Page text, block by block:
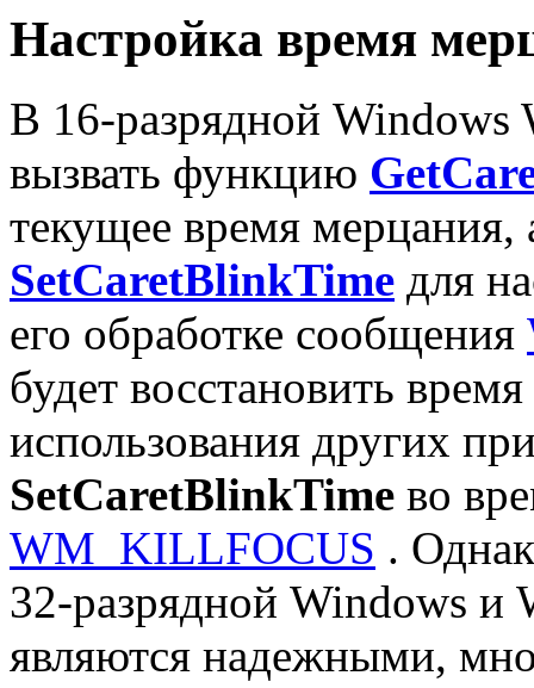
Настройка время
В 16-разрядной
вызвать функцию
текущее время мерцания,
SetCaretBlinkTime для
его обработке сообщения
будет восстановить
использования других
SetCaretBlinkTime во
WM_KILLFOCUS .
32-разрядной Windows и
являются надежными,